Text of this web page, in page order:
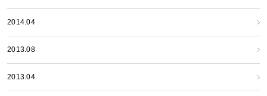
2014.04
2013.08
2013.04